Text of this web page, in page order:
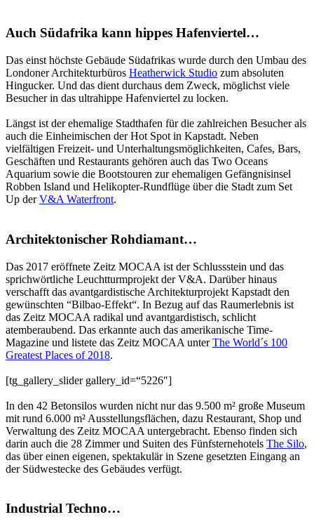
Auch Südafrika kann hippes Hafenviertel…
Das einst höchste Gebäude Südafrikas wurde durch den Umbau des
Londoner Architekturbüros Heatherwick Studio zum absoluten
Hingucker. Und das dient durchaus dem Zweck, möglichst viele
Besucher in das ultrahippe Hafenviertel zu locken.
Längst ist der ehemalige Stadthafen für die zahlreichen Besucher als
auch die Einheimischen der Hot Spot in Kapstadt. Neben
vielfältigen Freizeit- und Unterhaltungsmöglichkeiten, Cafes, Bars,
Geschäften und Restaurants gehören auch das Two Oceans
Aquarium sowie die Bootstouren zur ehemaligen Gefängnisinsel
Robben Island und Helikopter-Rundflüge über die Stadt zum Set
Up derV&A Waterfront.
Architektonischer Rohdiamant…
Das 2017 eröffnete Zeitz MOCAA ist der Schlussstein und das
sprichwörtliche Leuchtturmprojekt der V&A. Darüber hinaus
verschafft das avantgardistische Architekturprojekt Kapstadt den
gewünschten “Bilbao-Effekt“. In Bezug auf das Raumerlebnis ist
das Zeitz MOCAA radikal und avantgardistisch, schlicht
atemberaubend. Das erkannte auch das amerikanische Time-
Magazine und listete das Zeitz MOCAA unterThe World´s 100
Greatest Places of 2018.
[tg_gallery_slider gallery_id=“5226″]
In den 42 Betonsilos wurden nicht nur das 9.500 m² große Museum
mit rund 6.000 m² Ausstellungsflächen, dazu Restaurant, Shop und
Verwaltung des Zeitz MOCAA untergebracht. Ebenso finden sich
darin auch die 28 Zimmer und Suiten des Fünfsternehotels The Silo,
das über einen eigenen, spektakulär in Szene gesetzten Eingang an
der Südwestecke des Gebäudes verfügt.
Industrial Techno…